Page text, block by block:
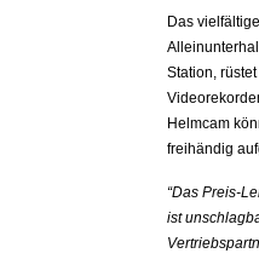
Das
Station,
Helmcam
freihändig
“Das Preis-
ist